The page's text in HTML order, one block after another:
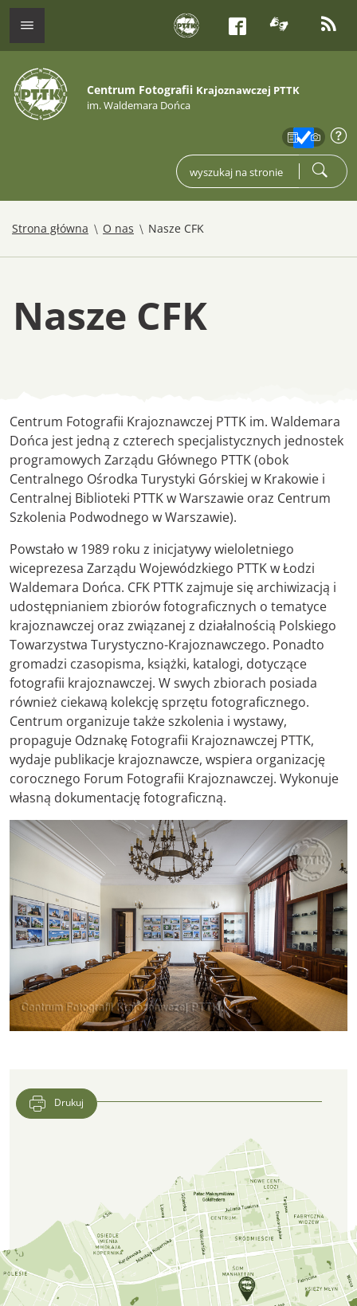
menu
Facebook
tłumacz
Centrum Fotografii Krajoznawczej PTTK
im. Waldemara Dońca
szukaj
Strona główna /
O nas /
Nasze CFK
Nasze CFK
Nasze CFK
Centrum Fotografii Krajoznawczej PTTK im. Waldemara
Dońca jest jedną z czterech specjalistycznych jednostek
programowych Zarządu Głównego PTTK (obok
Centralnego Ośrodka Turystyki Górskiej w Krakowie i
Centralnej Biblioteki PTTK w Warszawie oraz Centrum
Szkolenia Podwodnego w Warszawie).
Powstało w 1989 roku z inicjatywy wieloletniego
wiceprezesa Zarządu Wojewódzkiego PTTK w Łodzi
Waldemara Dońca. CFK PTTK zajmuje się archiwizacją i
udostępnianiem zbiorów fotograficznych o tematyce
krajoznawczej oraz związanej z działalnością Polskiego
Towarzystwa Turystyczno-Krajoznawczego. Ponadto
gromadzi czasopisma, książki, katalogi, dotyczące
fotografii krajoznawczej. W swych zbiorach posiada
również ciekawą kolekcję sprzętu fotograficznego.
Centrum organizuje także szkolenia i wystawy,
propaguje Odznakę Fotografii Krajoznawczej PTTK,
wydaje publikacje krajoznawcze, wspiera organizację
corocznego Forum Fotografii Krajoznawczej. Wykonuje
własną dokumentację fotograficzną.
Drukuj